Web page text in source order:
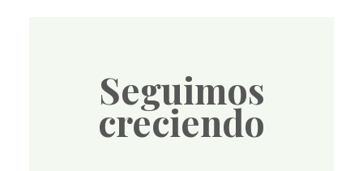
Seguimos
creciendo